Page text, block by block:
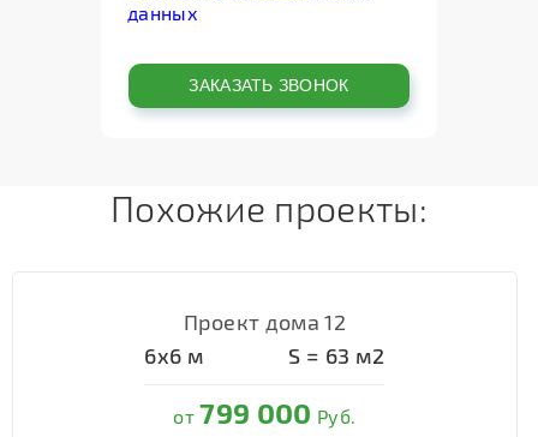
данных
Похожие проекты:
Проект дома 12
6х6 м S = 63 м2
от799 000 Руб.